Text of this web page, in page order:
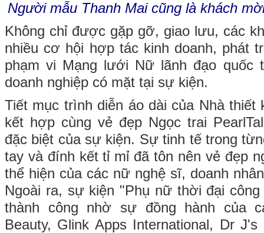
Người mẫu Thanh Mai cũng là khách
Không chỉ được gặp gỡ, giao lưu, các
nhiều cơ hội hợp tác kinh doanh, phát
phạm vi Mạng lưới Nữ lãnh đạo quốc
doanh nghiệp có mặt tại sự kiện.
Tiết mục trình diễn áo dài của Nhà thiết
kết hợp cùng vẻ đẹp Ngọc trai
đặc biệt của sự kiện. Sự tinh tế trong
tay và đính kết tỉ mỉ đã tôn nên vẻ đẹp
thể hiện của các nữ nghệ sĩ, doanh
Ngoài ra, sự kiện "Phụ nữ thời đại
thành công nhờ sự đồng hành của
Beauty, Glink Apps International, Dr